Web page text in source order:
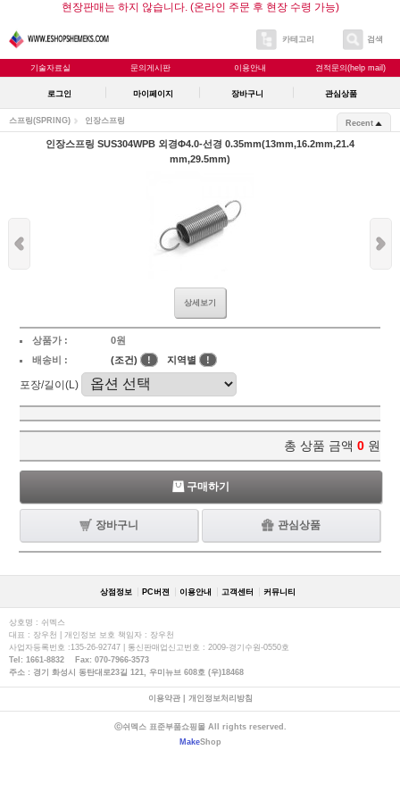
현장판매는 하지 않습니다. (온라인 주문 후 현장 수령 가능)
카테고리 검색
기술자료실 문의게시판 이용안내 견적문의(help mail)
로그인 마이페이지 장바구니 관심상품
스프링(SPRING) 인장스프링 Recent
인장스프링 SUS304WPB 외경Φ4.0-선경 0.35mm(13mm,16.2mm,21.4
mm,29.5mm)
상세보기
상품가 :
0원
배송비 :
(조건) ! 지역별 !
포장/길이(L)
총 상품 금액 0 원
구매하기
장바구니 관심상품
상점정보 PC버젼 이용안내 고객센터 커뮤니티
상호명 : 쉬멕스
대표 : 장우천 | 개인정보 보호 책임자 : 장우천
사업자등록번호 :135-26-92747 | 통신판매업신고번호 : 2009-경기수원-0550호
Tel: 1661-8832 Fax: 070-7966-3573
주소 : 경기 화성시 동탄대로23길 121, 우미뉴브 608호 (우)18468
이용약관| 개인정보처리방침
ⓒ쉬멕스 표준부품쇼핑몰 All rights reserved.
MakeShop